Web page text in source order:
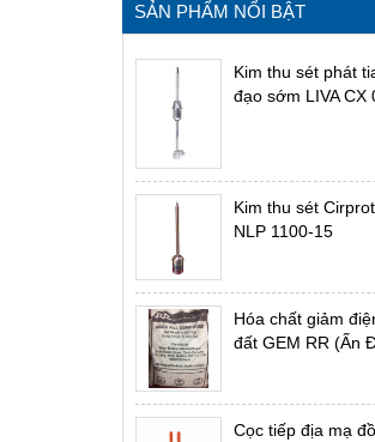
SẢN PHẨM NỔI BẬT
Kim thu sét phát
đạo sớm LIVA CX
Kim thu sét
NLP 1100-15
Hóa chất giảm
đất GEM RR (Ấn
Cọc tiếp địa mạ